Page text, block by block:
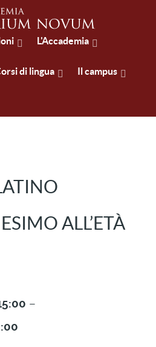
L'Accademia
di lingua Il campus
ALL’ETÀ
–